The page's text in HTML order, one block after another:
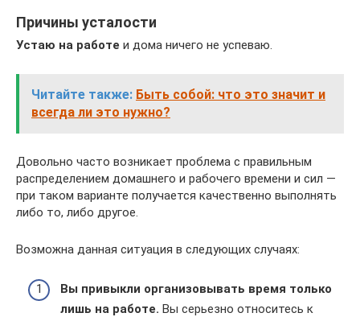
Причины усталости
Устаю на работе и дома ничего не успеваю.
Читайте также: Быть собой: что это значит и
всегда ли это нужно?
Довольно часто возникает проблема с правильным
распределением домашнего и рабочего времени и сил —
при таком варианте получается качественно выполнять
либо то, либо другое.
Возможна данная ситуация в следующих случаях:
Вы привыкли организовывать время только
лишь на работе. Вы серьезно относитесь к